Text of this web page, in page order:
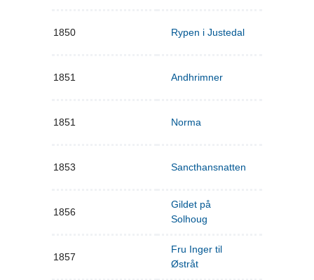
1850 Rypen i Justedal
1851 Andhrimner
1851 Norma
1853 Sancthansnatten
1856
Gildet på
Solhoug
1857
Fru Inger til
Østråt